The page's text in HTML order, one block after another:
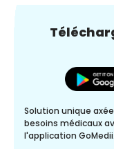
Solution unique
besoins médicaux
l'application GoMedii.